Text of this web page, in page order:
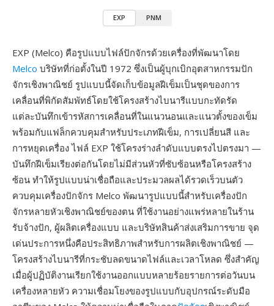
EXP PNM
EXP (Melco) คือรูปแบบไฟล์ปักจักรด้วยเครื่องที่พัฒนาโดย
Melco บริษัทที่ก่อตั้งในปี 1972 ซึ่งเป็นผู้บุกเบิกอุตสาหกรรมปัก
จักรเชิงพาณิชย์ รูปแบบนี้จัดเก็บข้อมูลฝีเข็มเป็นชุดของการ
เคลื่อนที่พิกัดสัมพัทธ์โดยใช้โครงสร้างไบนารีแบบกะทัดรัด
แต่ละบันทึกเข้ารหัสการเคลื่อนที่ในแนวนอนและแนวตั้งของเข็ม
พร้อมกับแฟล็กควบคุมสำหรับประเภทฝีเข็ม, การเปลี่ยนสี และ
การหยุดเครื่อง ไฟล์ EXP ใช้โครงร่างลำดับแบบตรงไปตรงมา —
บันทึกฝีเข็มเรียงต่อกันโดยไม่มีส่วนหัวที่ซับซ้อนหรือโครงสร้าง
ซ้อน ทำให้รูปแบบน่าเชื่อถือและประมวลผลได้รวดเร็วบนตัว
ควบคุมเครื่องปักจักร Melco พัฒนารูปแบบนี้สำหรับเครื่องปัก
จักรหลายหัวเชิงพาณิชย์ของตน ที่ใช้งานอย่างแพร่หลายในร้าน
รับจ้างปัก, ผู้ผลิตเครื่องแบบ และบริษัทสินค้าส่งเสริมการขาย จุด
เด่นประการหนึ่งคือประสิทธิภาพสำหรับการผลิตเชิงพาณิชย์ —
โครงสร้างไบนารีที่กระชับลดขนาดไฟล์และเวลาโหลด ซึ่งสำคัญ
เมื่อผู้ปฏิบัติงานเรียกใช้งานออกแบบหลายร้อยรายการต่อวันบน
เครื่องหลายหัว ความเชื่อมโยงของรูปแบบกับอุปกรณ์ระดับมือ